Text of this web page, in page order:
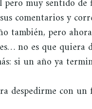
muy sentido de
comentarios y
también, pero
no es que quiera
si un año ya
despedirme con un